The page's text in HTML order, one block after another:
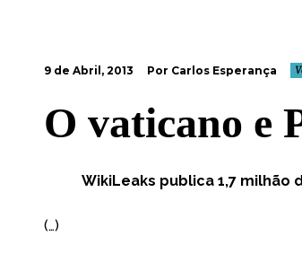
9 de Abril, 2013 Por Carlos Esperança
O vaticano e
WikiLeaks publica 1,7
(…)